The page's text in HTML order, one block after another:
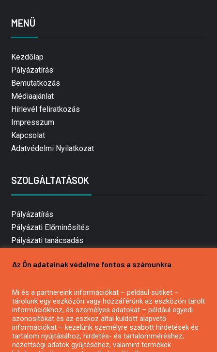
MENÜ
Kezdőlap
Pályázatírás
Bemutatkozás
Médiaajánlat
Hírlevél feliratkozás
Impresszum
Kapcsolat
Adatvédelmi Nyilatkozat
SZOLGÁLTATÁSOK
Pályázatírás
Pályázati Előminősítés
Pályázati tanácsadás
Mezőgazdasági pályázatírás
Pályázatírás civil szervezeteknek
Pályázatírás önkormányzatoknak
Pályázatfigyelés
Specifikus pályázatfigyelés vagy hírlevél
Az Ön adatainak védelme fontos a számunkra
Mi és a partnereink információkat – például sütiket –
tárolunk egy eszközön vagy hozzáférünk az eszközön tárolt
információkhoz, és személyes adatokat – például egyedi
azonosítókat és az eszköz által küldött alapvető
információkat – kezelünk személyre szabott hirdetések és
tartalom nyújtásához, hirdetés- és tartalomméréshez,
nézettségi adatok gyűjtéséhez, valamint termékek